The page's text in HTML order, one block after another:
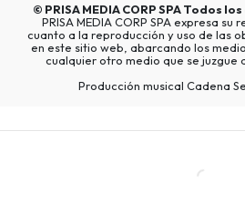
© PRISA MEDIA CORP SPATodos
PRISA MEDIA CORP SPA expresa
cuanto a la reproducción y uso de las
en este sitio web, abarcando los
cualquier otro medio que se juzgue
Producción musical Cadena